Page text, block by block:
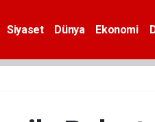
Siyaset Dünya Ekonomi